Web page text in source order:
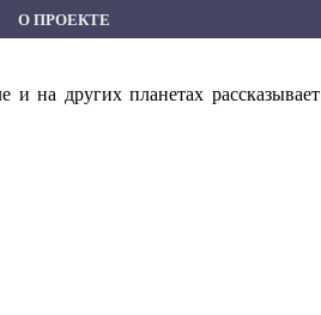
О ПРОЕКТЕ
на других планетах рассказывает